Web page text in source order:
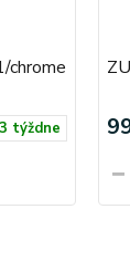
chrome
týždne